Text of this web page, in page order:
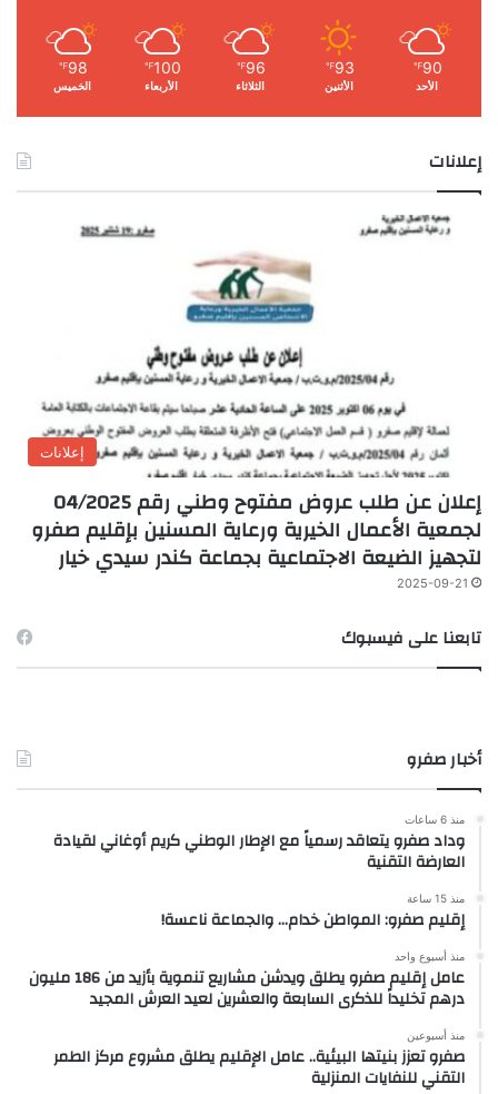
90
℉
الأحد
93
℉
الأثنين
96
℉
الثلاثاء
100
℉
الأربعاء
98
℉
الخميس
إعلانات
إعلانات
إعلان عن طلب عروض مفتوح وطني رقم 04/2025
لجمعية الأعمال الخيرية ورعاية المسنين بإقليم صفرو
لتجهيز الضيعة الاجتماعية بجماعة كندر سيدي خيار
2025-09-21
تابعنا على فيسبوك
أخبار صفرو
منذ 6 ساعات
وداد صفرو يتعاقد رسمياً مع الإطار الوطني كريم أوغاني لقيادة
العارضة التقنية
منذ 15 ساعة
إقليم صفرو: المواطن خدام… والجماعة ناعسة!
منذ أسبوع واحد
عامل إقليم صفرو يطلق ويدشن مشاريع تنموية بأزيد من 186 مليون
درهم تخليداً للذكرى السابعة والعشرين لعيد العرش المجيد
منذ أسبوعين
صفرو تعزز بنيتها البيئية.. عامل الإقليم يطلق مشروع مركز الطمر
التقني للنفايات المنزلية